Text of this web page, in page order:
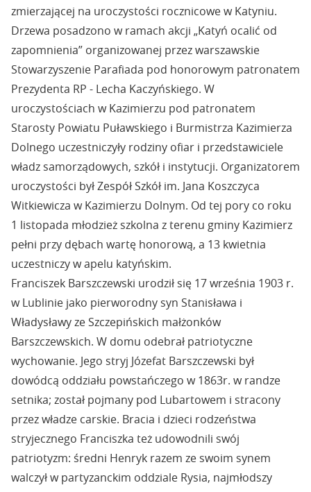
zmierzającej na uroczystości rocznicowe w Katyniu.
Drzewa posadzono w ramach akcji „Katyń ocalić od
zapomnienia” organizowanej przez warszawskie
Stowarzyszenie Parafiada pod honorowym patronatem
Prezydenta RP - Lecha Kaczyńskiego. W
uroczystościach w Kazimierzu pod patronatem
Starosty Powiatu Puławskiego i Burmistrza Kazimierza
Dolnego uczestniczyły rodziny ofiar i przedstawiciele
władz samorządowych, szkół i instytucji. Organizatorem
uroczystości był Zespół Szkół im. Jana Koszczyca
Witkiewicza w Kazimierzu Dolnym. Od tej pory co roku
1 listopada młodzież szkolna z terenu gminy Kazimierz
pełni przy dębach wartę honorową, a 13 kwietnia
uczestniczy w apelu katyńskim.
Franciszek Barszczewski urodził się 17 września 1903 r.
w Lublinie jako pierworodny syn Stanisława i
Władysławy ze Szczepińskich małżonków
Barszczewskich. W domu odebrał patriotyczne
wychowanie. Jego stryj Józefat Barszczewski był
dowódcą oddziału powstańczego w 1863r. w randze
setnika; został pojmany pod Lubartowem i stracony
przez władze carskie. Bracia i dzieci rodzeństwa
stryjecznego Franciszka też udowodnili swój
patriotyzm: średni Henryk razem ze swoim synem
walczył w partyzanckim oddziale Rysia, najmłodszy